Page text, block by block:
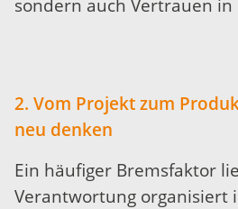
sondern auch Vertrauen in
2. Vom Projekt zum
neu denken
Ein häufiger Bremsfaktor
Verantwortung organisiert